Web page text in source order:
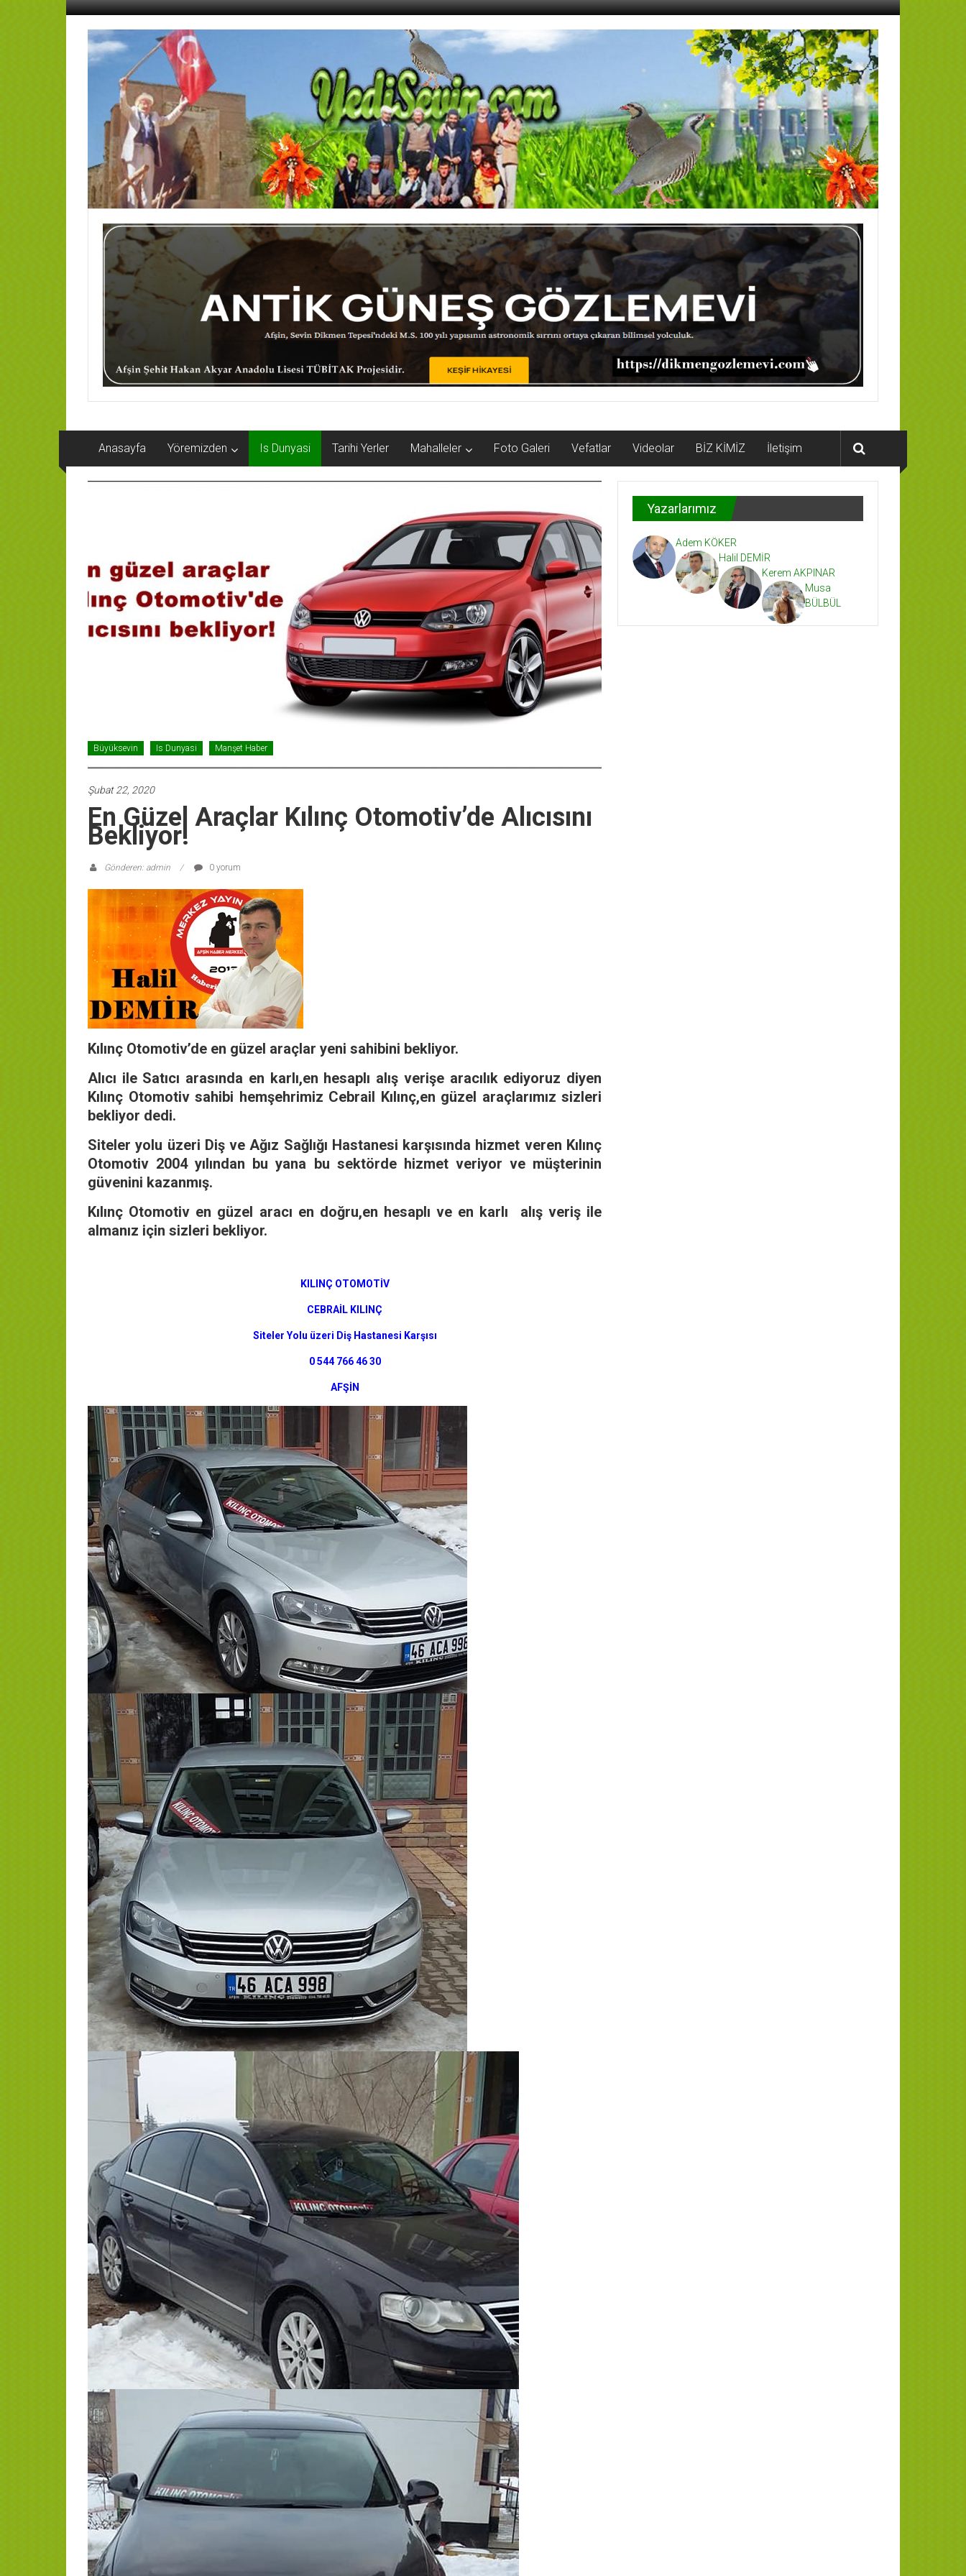
İçeriğe
AFŞİN
YEDİSEVİN
HABER
Kahramanmaraş,Afşin,Sevin
Köyleri
Tanıtım
ve
Haber
Portalı
Anasayfa Yöremizden Is Dunyasi Tarihi Yerler Mahalleler Foto Galeri Vefatlar Videolar BİZ KİMİZ İletişim
Büyüksevin Is Dunyasi Manşet Haber
Şubat 22, 2020
En Güzel Araçlar Kılınç Otomotiv’de Alıcısını
Bekliyor!
Gönderen: admin 0 yorum
Kılınç Otomotiv’de en güzel araçlar yeni sahibini bekliyor.
Alıcı ile Satıcı arasında en karlı,en hesaplı alış verişe aracılık ediyoruz diyen
Kılınç Otomotiv sahibi hemşehrimiz Cebrail Kılınç,en güzel araçlarımız sizleri
bekliyor dedi.
Siteler yolu üzeri Diş ve Ağız Sağlığı Hastanesi karşısında hizmet veren Kılınç
Otomotiv 2004 yılından bu yana bu sektörde hizmet veriyor ve müşterinin
güvenini kazanmış.
Kılınç Otomotiv en güzel aracı en doğru,en hesaplı ve en karlı alış veriş ile
almanız için sizleri bekliyor.
KILINÇ OTOMOTİV
CEBRAİL KILINÇ
Siteler Yolu üzeri Diş Hastanesi Karşısı
0 544 766 46 30
AFŞİN
Yazarlarımız
Adem KÖKER
Halil DEMİR
Kerem AKPINAR
Musa
BÜLBÜL